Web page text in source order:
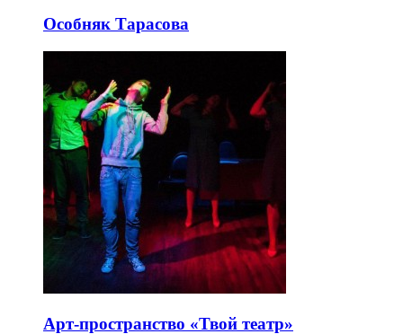
Особняк Тарасова
Арт-пространство «Твой театр»